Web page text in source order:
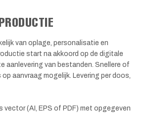
van oplage, personalisatie en
start na akkoord op de digitale
aanlevering van bestanden. Snellere of
aanvraag mogelijk. Levering per doos,
vector (AI, EPS of PDF) met opgegeven